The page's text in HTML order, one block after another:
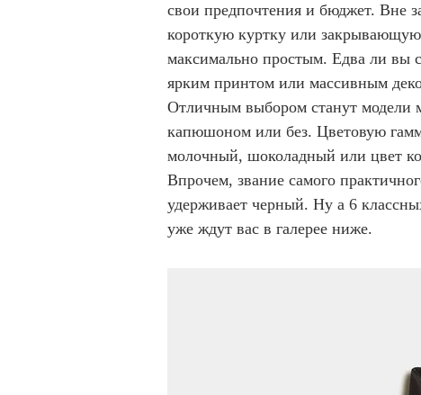
свои предпочтения и бюджет. Вне
короткую куртку или
максимально простым. Едва ли вы
ярким принтом или массивным
Отличным выбором станут модели
капюшоном или без. Цветовую
молочный, шоколадный или цвет
Впрочем, звание самого
удерживает черный. Ну а 6
уже ждут вас в галерее ниже.